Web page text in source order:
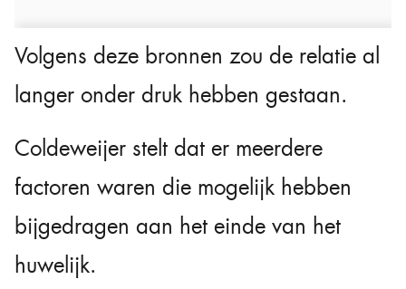
Volgens deze bronnen zou de relatie al
langer onder druk hebben gestaan.
Coldeweijer stelt dat er meerdere
factoren waren die mogelijk hebben
bijgedragen aan het einde van het
huwelijk.